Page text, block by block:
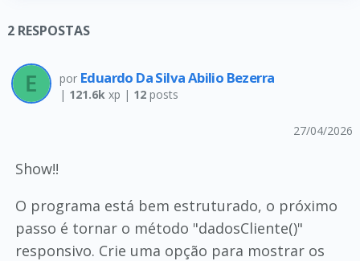
2 RESPOSTAS
por Eduardo Da Silva Abilio Bezerra
| 121.6kxp | 12posts
27/04/2026
Show!!
O programa está bem estruturado, o próximo
passo é tornar o método "dadosCliente()"
responsivo. Crie uma opção para mostrar os